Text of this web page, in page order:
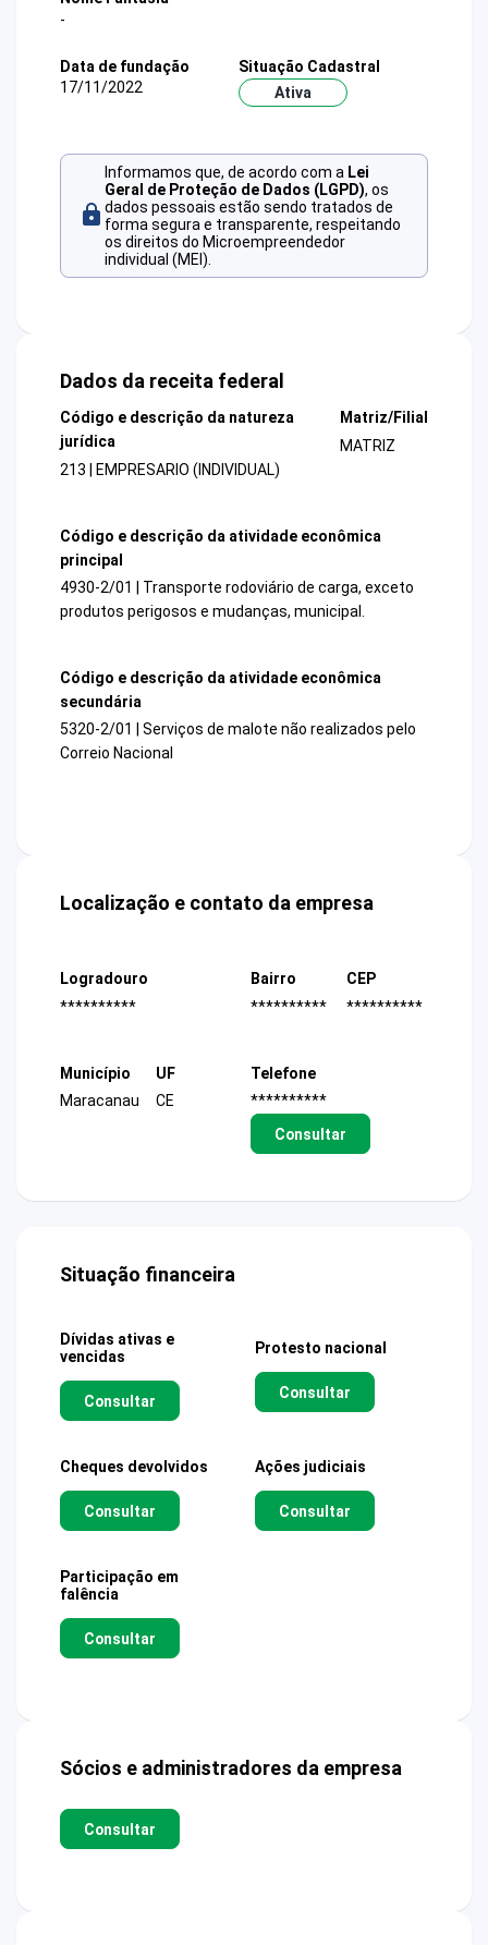
-
Data de fundação
17/11/2022
Situação Cadastral
Ativa
Informamos que, de acordo com a Lei
Geral de Proteção de Dados (LGPD), os
dados pessoais estão sendo tratados de
forma segura e transparente, respeitando
os direitos do Microempreendedor
individual (MEI).
Dados da receita federal
Código e descrição da natureza
jurídica
213 | EMPRESARIO (INDIVIDUAL)
Matriz/Filial
MATRIZ
Código e descrição da atividade econômica
principal
4930-2/01 | Transporte rodoviário de carga, exceto
produtos perigosos e mudanças, municipal.
Código e descrição da atividade econômica
secundária
5320-2/01 | Serviços de malote não realizados pelo
Correio Nacional
Localização e contato da empresa
Logradouro
**********
Bairro
**********
CEP
**********
Município
Maracanau
UF
CE
Telefone
**********
Consultar
Situação financeira
Dívidas ativas e
vencidas
Consultar
Protesto nacional
Consultar
Cheques devolvidos
Consultar
Ações judiciais
Consultar
Participação em
falência
Consultar
Sócios e administradores da empresa
Consultar